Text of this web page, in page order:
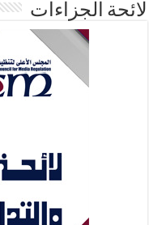
لائحة الجزاءات